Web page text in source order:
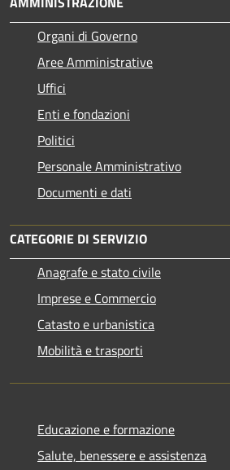
Organi di Governo
Aree Amministrative
Uffici
Enti e fondazioni
Politici
Personale Amministrativo
Documenti e dati
CATEGORIE DI SERVIZIO
Anagrafe e stato civile
Imprese e Commercio
Catasto e urbanistica
Mobilità e trasporti
Educazione e formazione
Salute, benessere e assistenza